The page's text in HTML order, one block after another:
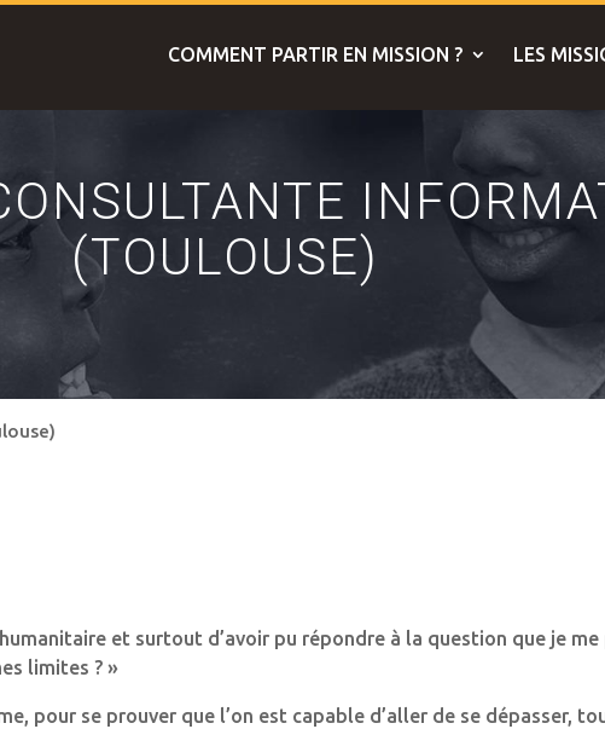
COMMENT PARTIR EN MISSION ? LES
(TOULOUSE)
et surtout d’avoir pu répondre à la question que je me
limites ? »
pour se prouver que l’on est capable d’aller de se dépasser,